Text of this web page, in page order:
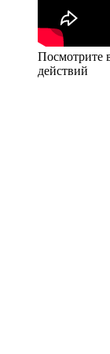
Посмотрите
действий